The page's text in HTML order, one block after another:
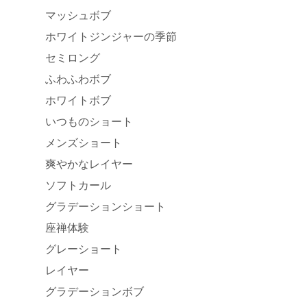
マッシュボブ
ホワイトジンジャーの季節
セミロング
ふわふわボブ
ホワイトボブ
いつものショート
メンズショート
爽やかなレイヤー
ソフトカール
グラデーションショート
座禅体験
グレーショート
レイヤー
グラデーションボブ